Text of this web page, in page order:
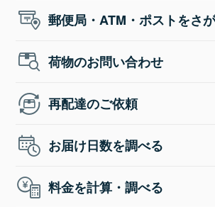
郵便局・ATM・ポストをさ
荷物のお問い合わせ
再配達のご依頼
お届け日数を調べる
料金を計算・調べる